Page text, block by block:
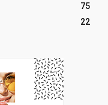
75
22